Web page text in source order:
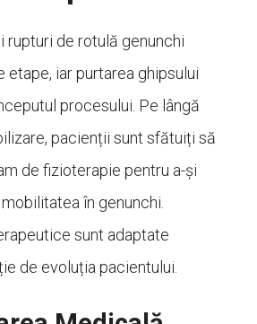
rupturi de rotulă genunchi
etape, iar purtarea ghipsului
procesului. Pe lângă
pacienții sunt sfătuiți să
de fizioterapie pentru a-și
în genunchi.
sunt adaptate
de evoluția pacientului.